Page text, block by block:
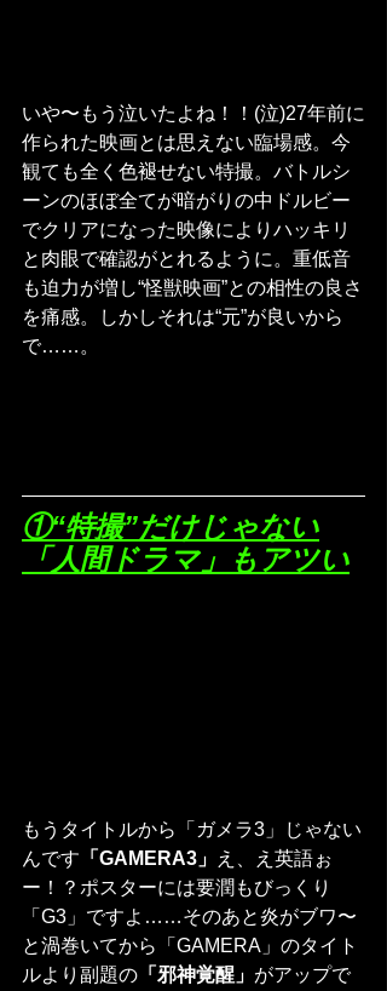
いや〜もう泣いたよね！！(泣)27年前に
作られた映画とは思えない臨場感。今
観ても全く色褪せない特撮。バトルシ
ーンのほぼ全てが暗がりの中ドルビー
でクリアになった映像によりハッキリ
と肉眼で確認がとれるように。重低音
も迫力が増し“怪獣映画”との相性の良さ
を痛感。しかしそれは“元”が良いから
で……。
①“特撮”だけじゃない
「人間ドラマ」もアツい
もうタイトルから「ガメラ3」じゃない
んです 「GAMERA3」
え、え英語ぉ
ー！？ポスターには要潤もびっくり
「G3」ですよ……そのあと炎がブワ〜
と渦巻いてから「GAMERA」のタイト
ルより副題の 「邪神覚醒」 がアップで